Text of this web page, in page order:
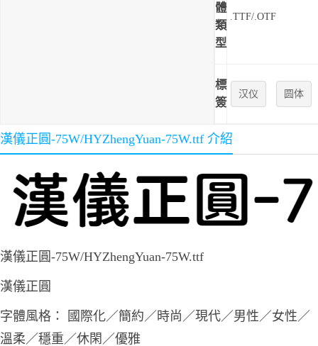
體
類
型
.TTF/.OTF
標
簽
汉仪 圆体
漢儀正圓-75W/HYZhengYuan-75W.ttf 介紹
漢儀正圓-75W/HYZhengYuan-75W.ttf
漢儀正圓
字體風格： 國際化／簡約／時尚／現代／男性／女性／
溫柔／穩重／休閑／優雅